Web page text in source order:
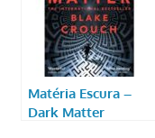
Matéria Escura –
Dark Matter